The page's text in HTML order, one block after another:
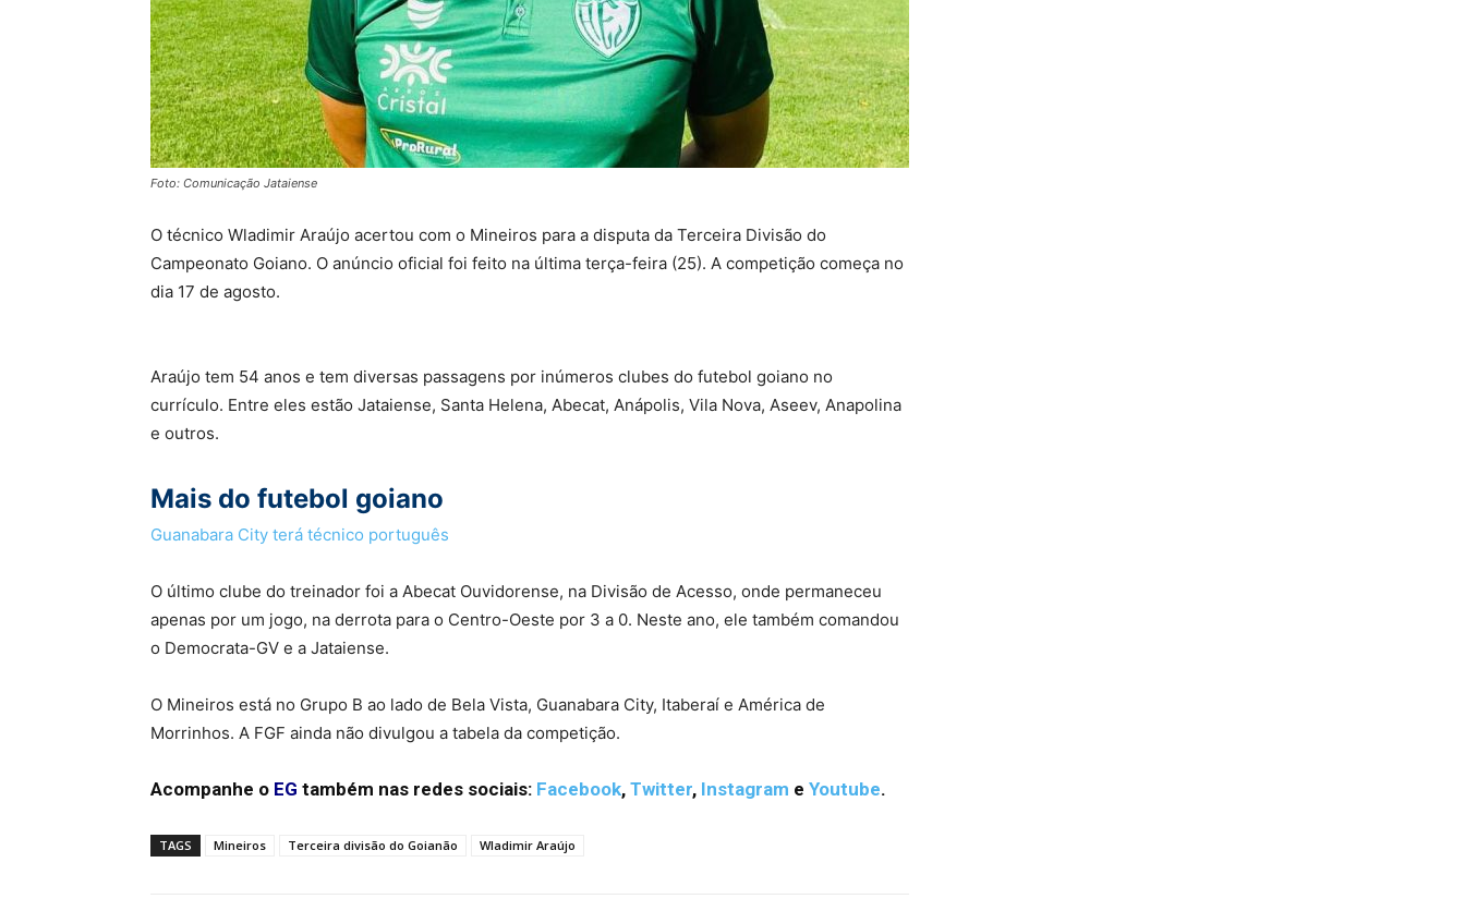
Foto: Comunicação Jataiense
O técnico Wladimir Araújo acertou com o Mineiros para a disputa da Terceira Divisão do
Campeonato Goiano. O anúncio oficial foi feito na última terça-feira (25). A competição começa no
dia 17 de agosto.
Araújo tem 54 anos e tem diversas passagens por inúmeros clubes do futebol goiano no
currículo. Entre eles estão Jataiense, Santa Helena, Abecat, Anápolis, Vila Nova, Aseev, Anapolina
e outros.
Mais do futebol goiano
Guanabara City terá técnico português
O último clube do treinador foi a Abecat Ouvidorense, na Divisão de Acesso, onde permaneceu
apenas por um jogo, na derrota para o Centro-Oeste por 3 a 0. Neste ano, ele também comandou
o Democrata-GV e a Jataiense.
O Mineiros está no Grupo B ao lado de Bela Vista, Guanabara City, Itaberaí e América de
Morrinhos. A FGF ainda não divulgou a tabela da competição.
Acompanhe o EG também nas redes sociais: Facebook, Twitter, Instagram e Youtube.
TAGS Mineiros Terceira divisão do Goianão Wladimir Araújo